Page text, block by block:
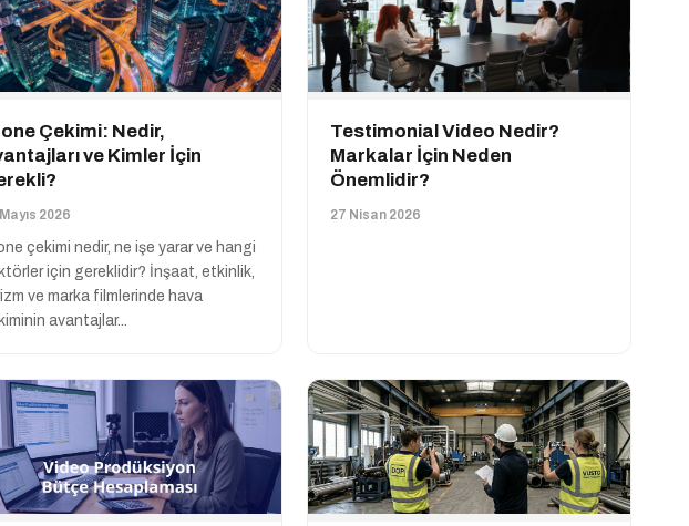
Çekimi: Nedir,
ve Kimler İçin
2026
çekimi nedir, ne işe yarar ve hangi
için gereklidir? İnşaat, etkinlik,
ve marka filmlerinde hava
avantajlar...
Testimonial Video Nedir?
Markalar İçin Neden
Önemlidir?
27 Nisan 2026